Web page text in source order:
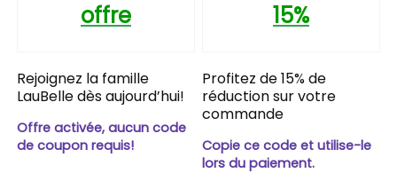
offre
Rejoignez la famille
LauBelle dès aujourd’hui!
Offre activée, aucun code
de coupon requis!
15%
Profitez de 15% de
réduction sur votre
commande
Copie ce code et utilise-le
lors du paiement.